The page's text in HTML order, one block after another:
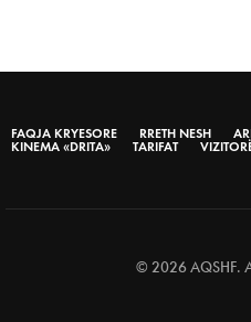
FAQJA KRYESORE RRETH NESH
KINEMA «DRITA»
TARIFAT
© 2026 AQSHF.